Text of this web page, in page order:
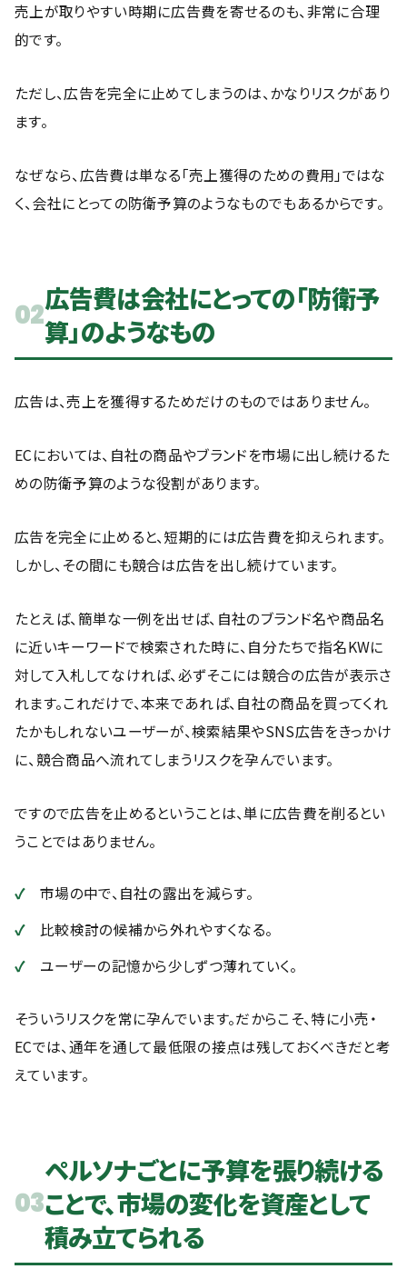
売上が取りやすい時期に広告費を寄せるのも、非常に合理
的です。
ただし、広告を完全に止めてしまうのは、かなりリスクがあり
ます。
なぜなら、広告費は単なる「売上獲得のための費用」ではな
く、会社にとっての防衛予算のようなものでもあるからです。
02広告費は会社にとっての「防衛予
算」のようなもの
広告は、売上を獲得するためだけのものではありません。
ECにおいては、自社の商品やブランドを市場に出し続けるた
めの防衛予算のような役割があります。
広告を完全に止めると、短期的には広告費を抑えられます。
しかし、その間にも競合は広告を出し続けています。
たとえば、簡単な一例を出せば、自社のブランド名や商品名
に近いキーワードで検索された時に、自分たちで指名KWに
対して入札してなければ、必ずそこには競合の広告が表示さ
れます。これだけで、本来であれば、自社の商品を買ってくれ
たかもしれないユーザーが、検索結果やSNS広告をきっかけ
に、競合商品へ流れてしまうリスクを孕んでいます。
ですので広告を止めるということは、単に広告費を削るとい
うことではありません。
市場の中で、自社の露出を減らす。
比較検討の候補から外れやすくなる。
ユーザーの記憶から少しずつ薄れていく。
そういうリスクを常に孕んでいます。だからこそ、特に小売・
ECでは、通年を通して最低限の接点は残しておくべきだと考
えています。
03
ペルソナごとに予算を張り続ける
ことで、市場の変化を資産として
積み立てられる